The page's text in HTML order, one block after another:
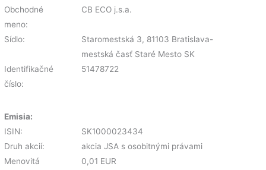
Obchodné
meno:
CB ECO j.s.a.
Sídlo:
Staromestská 3, 81103 Bratislava-
mestská časť Staré Mesto SK
Identifikačné
číslo:
51478722
Emisia:
ISIN:
SK1000023434
Druh akcií:
akcia JSA s osobitnými právami
Menovitá
0,01 EUR